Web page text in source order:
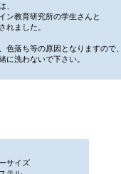
、
ン教育研究所の学生さんと
れました。
色落ち等の原因となりますので、
に洗わないで下さい。
サイズ